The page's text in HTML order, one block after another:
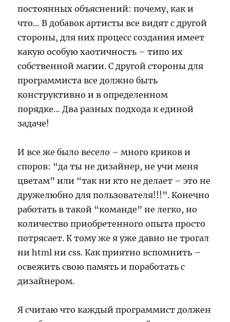
постоянных объяснений: почему, как и
что… В добавок артисты все видят с другой
стороны, для них процесс создания имеет
какую особую хаотичность – типо их
собственной магии. С другой стороны для
программиста все должно быть
конструктивно и в определенном
порядке… Два разных подхода к единой
задаче!
И все же было весело – много криков и
споров: “да ты не дизайнер, не учи меня
цветам” или “так ни кто не делает – это не
дружелюбно для пользователя!!!”. Конечно
работать в такой “команде” не легко, но
количество приобретенного опыта просто
потрясает. К тому же я уже давно не трогал
ни html ни css. Как приятно вспомнить –
освежить свою память и поработать с
дизайнером.
Я считаю что каждый программист должен